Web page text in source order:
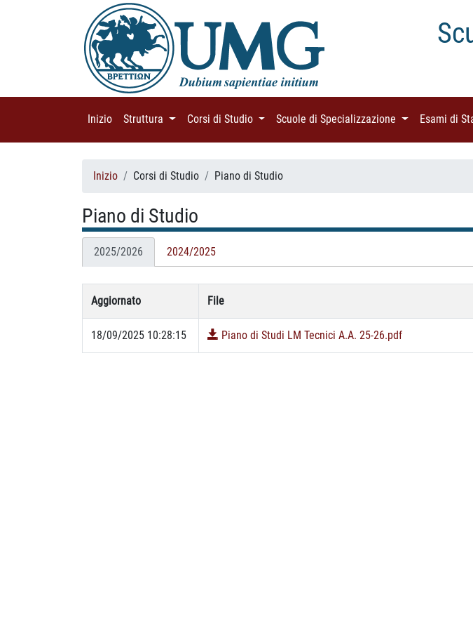
Inizio (current)
Struttura (current)Corsi di Studio (current)Scuole di Specializzazione (current)Esami di
Inizio Corsi di Studio Piano di Studio
Piano di Studio
2025/2026 2024/2025
Aggiornato File
18/09/2025 10:28:15 Piano di Studi LM Tecnici A.A. 25-26.pdf